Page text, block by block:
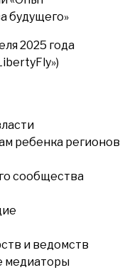
2025 года
ребенка регионов
сообщества
и ведомств
медиаторы